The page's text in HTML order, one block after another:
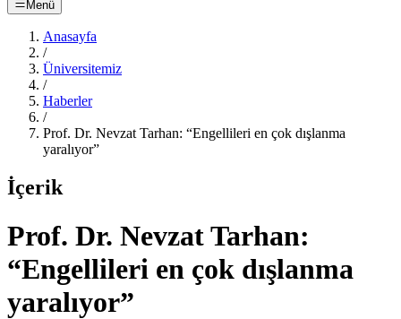
Menü
Anasayfa
/
Üniversitemiz
/
Haberler
/
Prof. Dr. Nevzat Tarhan: “Engellileri en çok dışlanma
yaralıyor”
İçerik
Prof. Dr. Nevzat Tarhan:
“Engellileri en çok dışlanma
yaralıyor”